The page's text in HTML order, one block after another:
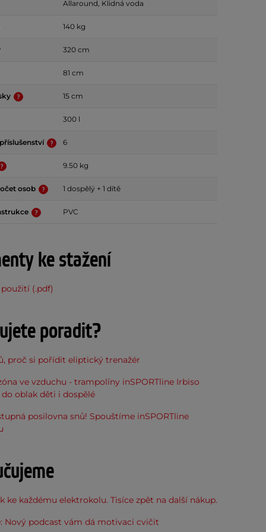
Allaround, Klidná voda
140 kg
320 cm
81 cm
15 cm
300 l
6
9.50 kg
osob 1 dospělý + 1 dítě
PVC
ke stažení
(.pdf)
poradit?
proč si pořídit eliptický trenažér
ve vzduchu - trampolíny inSPORTline Irbiso
oblak děti i dospělé
posilovna snů! Spouštíme inSPORTline
ke každému elektrokolu. Tisíce zpět na další nákup.
Nový podcast vám dá motivaci cvičit